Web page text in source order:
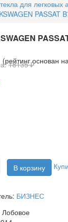
для легковых
PASSAT
(рейтинг основан
18135 ₽
БИЗНЕС
Лобовое